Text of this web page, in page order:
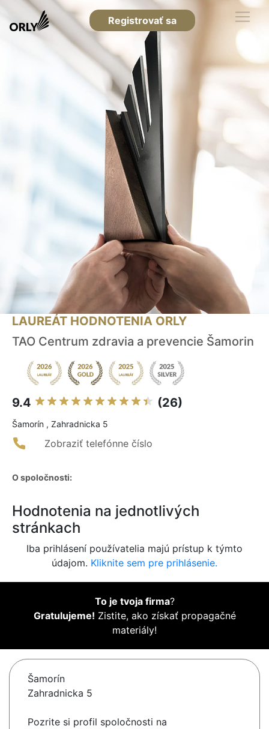
Registrovať sa
LAUREÁT HODNOTENIA ORLY
TAO Centrum zdravia a prevencie Šamorin
9.4 (26)
Šamorín , Zahradnicka 5
Zobraziť telefónne číslo
O spoločnosti:
Hodnotenia na jednotlivých
stránkach
Iba prihlásení používatelia majú prístup k týmto
údajom. Kliknite sem pre prihlásenie.
To je tvoja firma?
Gratulujeme! Zistite, ako získať propagačné
materiály!
Šamorín
Zahradnicka 5
Pozrite si profil spoločnosti na